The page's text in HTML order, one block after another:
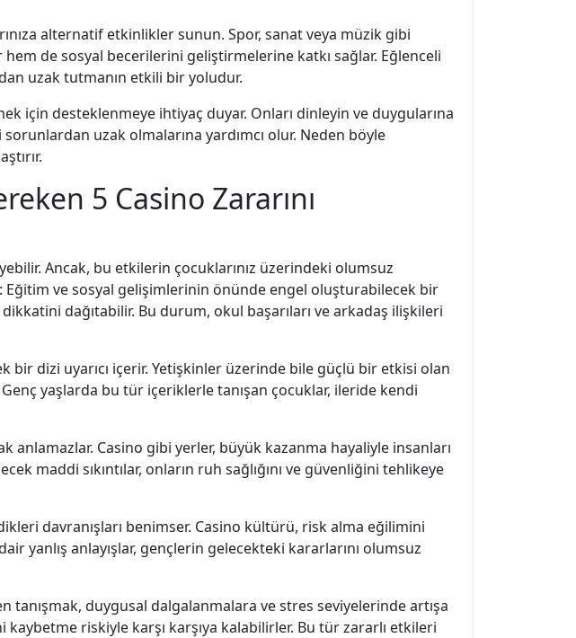
alternatif etkinlikler sunun. Spor, sanat veya müzik gibi
de sosyal becerilerini geliştirmelerine katkı sağlar. Eğlenceli
uzak tutmanın etkili bir yoludur.
için desteklenmeye ihtiyaç duyar. Onları dinleyin ve duygularına
uzak olmalarına yardımcı olur. Neden böyle
5 Casino Zararını
Ancak, bu etkilerin çocuklarınız üzerindeki olumsuz
: Eğitim ve sosyal gelişimlerinin önünde engel oluşturabilecek bir
dağıtabilir. Bu durum, okul başarıları ve arkadaş ilişkileri
bir dizi uyarıcı içerir. Yetişkinler üzerinde bile güçlü bir etkisi olan
yaşlarda bu tür içeriklerle tanışan çocuklar, ileride kendi
anlamazlar. Casino gibi yerler, büyük kazanma hayaliyle insanları
maddi sıkıntılar, onların ruh sağlığını ve güvenliğini tehlikeye
davranışları benimser. Casino kültürü, risk alma eğilimini
yanlış anlayışlar, gençlerin gelecekteki kararlarını olumsuz
tanışmak, duygusal dalgalanmalara ve stres seviyelerinde artışa
riskiyle karşı karşıya kalabilirler. Bu tür zararlı etkileri